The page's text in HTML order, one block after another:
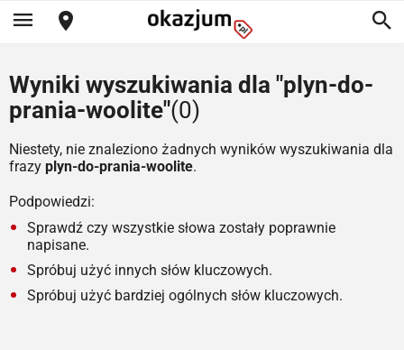
Wyniki wyszukiwania dla "plyn-do-
prania-woolite"(0)
Niestety, nie znaleziono żadnych wyników wyszukiwania dla
frazy plyn-do-prania-woolite.
Podpowiedzi:
Sprawdź czy wszystkie słowa zostały poprawnie
napisane.
Spróbuj użyć innych słów kluczowych.
Spróbuj użyć bardziej ogólnych słów kluczowych.